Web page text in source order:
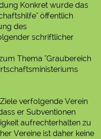
Konkret wurde das
öffentlich
des
schriftlicher
Thema "Graubereich
verfolgende Verein
er Subventionen
aufrechterhalten zu
Vereine ist daher keine